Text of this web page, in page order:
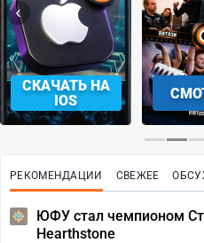
СКАЧАТЬ НА
IOS
‹
РЕКОМЕНДАЦИИ СВЕЖЕЕ
ЮФУ стал чемпионом
Hearthstone